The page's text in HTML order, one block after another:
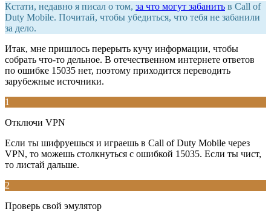
Кстати, недавно я писал о том, за что могут забанить в Call of
Duty Mobile. Почитай, чтобы убедиться, что тебя не забанили
за дело.
Итак, мне пришлось перерыть кучу информации, чтобы
собрать что-то дельное. В отечественном интернете ответов
по ошибке 15035 нет, поэтому приходится переводить
зарубежные источники.
1
Отключи VPN
Если ты шифруешься и играешь в Call of Duty Mobile через
VPN, то можешь столкнуться с ошибкой 15035. Если ты чист,
то листай дальше.
2
Проверь свой эмулятор